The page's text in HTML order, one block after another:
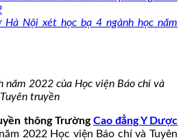
Nội xét học bạ 4 ngành học năm
năm 2022 của Học viện Báo chí và
Tuyên truyền
thông TrườngCao đẳng Y Dược
2022 Học viện Báo chí và Tuyên